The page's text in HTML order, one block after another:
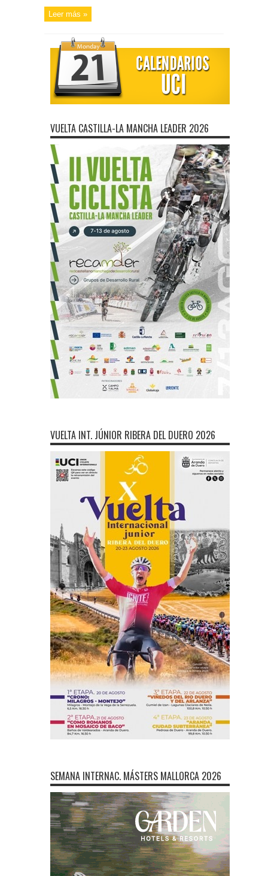
Leer más »
VUELTA CASTILLA-LA MANCHA LEADER 2026
VUELTA INT. JÚNIOR RIBERA DEL DUERO 2026
SEMANA INTERNAC. MÁSTERS MALLORCA 2026